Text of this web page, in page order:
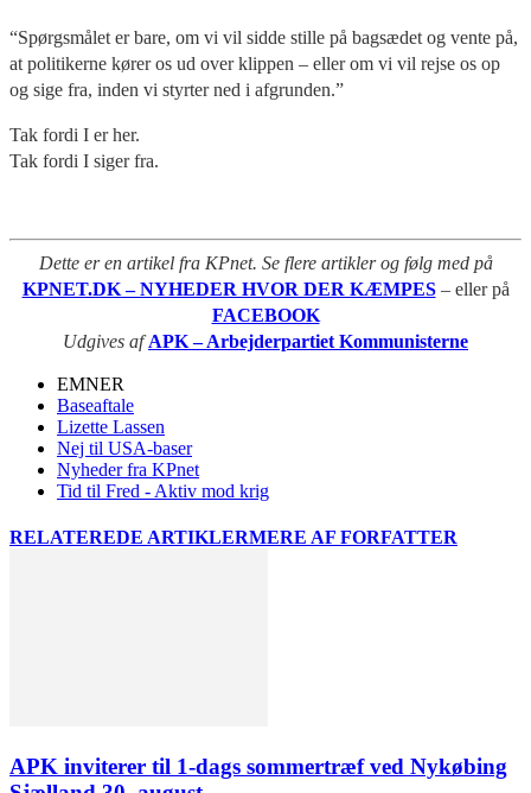
“Spørgsmålet er bare, om vi vil sidde stille på bagsædet og vente på,
at politikerne kører os ud over klippen – eller om vi vil rejse os op
og sige fra, inden vi styrter ned i afgrunden.”
Tak fordi I er her.
Tak fordi I siger fra.
Dette er en artikel fra KPnet. Se flere artikler og følg med på
KPNET.DK – NYHEDER HVOR DER KÆMPES – eller på
FACEBOOK
Udgives afAPK – Arbejderpartiet Kommunisterne
EMNER
Baseaftale
Lizette Lassen
Nej til USA-baser
Nyheder fra KPnet
Tid til Fred - Aktiv mod krig
RELATEREDE ARTIKLERMERE AF FORFATTER
APK inviterer til 1-dags sommertræf ved Nykøbing